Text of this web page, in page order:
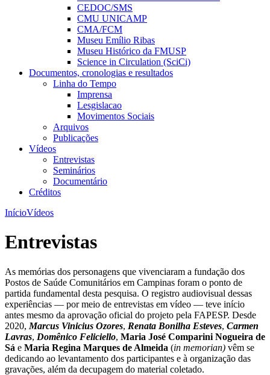
CEDOC/SMS
CMU UNICAMP
CMA/FCM
Museu Emílio Ribas
Museu Histórico da FMUSP
Science in Circulation (SciCi)
Documentos, cronologias e resultados
Linha do Tempo
Imprensa
Lesgislacao
Movimentos Sociais
Arquivos
Publicações
Vídeos
Entrevistas
Seminários
Documentário
Créditos
InícioVídeos
Entrevistas
As memórias dos personagens que vivenciaram a fundação dos
Postos de Saúde Comunitários em Campinas foram o ponto de
partida fundamental desta pesquisa. O registro audiovisual dessas
experiências — por meio de entrevistas em vídeo — teve início
antes mesmo da aprovação oficial do projeto pela FAPESP. Desde
2020, Marcus Vinicius Ozores, Renata Bonilha Esteves, Carmen
Lavras, Domênico Feliciello, Maria José Comparini Nogueira de
Sá e Maria Regina Marques de Almeida (in memorian) vêm se
dedicando ao levantamento dos participantes e à organização das
gravações, além da decupagem do material coletado.